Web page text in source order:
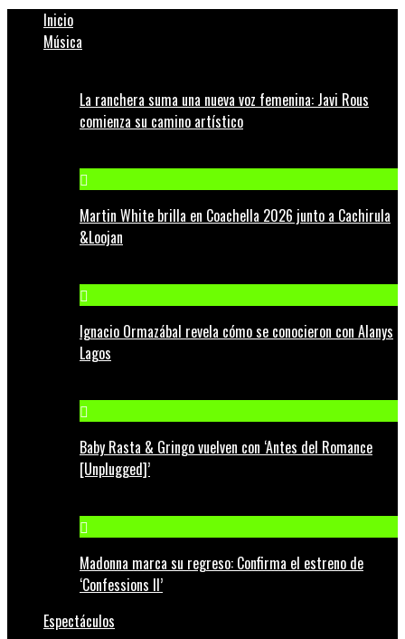
Inicio
Música
La ranchera suma una nueva voz femenina: Javi Rous
comienza su camino artístico
Martin White brilla en Coachella 2026 junto a Cachirula
&Loojan
Ignacio Ormazábal revela cómo se conocieron con Alanys
Lagos
Baby Rasta & Gringo vuelven con ‘Antes del Romance
[Unplugged]’
Madonna marca su regreso: Confirma el estreno de
‘Confessions II’
Espectáculos